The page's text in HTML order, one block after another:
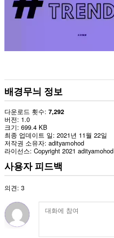
배경무늬 정보
다운로드 횟수 7,292
버전 1.0
크기 699.4 KB
최종 업데이트 일 2021년 11월 22일
저작권 소유자 adityamohod
라이선스 Copyright 2021 adityamohod
사용자 피드백
의견: 3